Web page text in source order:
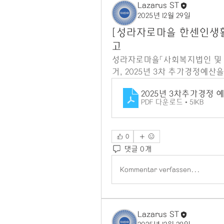
Lazarus ST
2025년 12월 29일
[성라자로마을 한센인
고
성라자로마을「사회복지법인
거, 2025년 3차 추가경정예산
2025년 3차추가경정
PDF 다운로드 • 51KB
0
댓글 0개
Kommentar verfassen...
Lazarus ST